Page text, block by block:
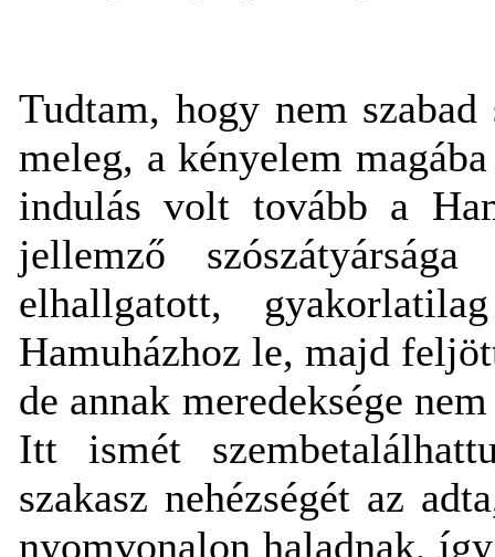
Tudtam, hogy nem
meleg, a kényelem
indulás volt tovább a
jellemző
elhallgatott,
Hamuházhoz le, majd
de annak meredeksége
Itt ismét
szakasz nehézségét az
nyomvonalon haladnak,